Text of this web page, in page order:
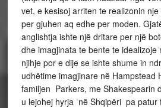
vet, e kesisoj arriten te realizonin
per gjuhen aq edhe per moden.
anglishtja ishte një dritare per një
dhe imagjinata te bente te idealizoje
njihje por e dije se ishte shume in
udhëtime imagjinare në Hampstead
familjen Parkers, me Shakespearin
u lejohej hyrja në Shqipëri pa patur